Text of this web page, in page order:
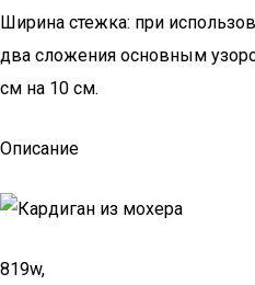
Ширина стежка: при
два сложения основным
см на 10 см.
Описание
819w,